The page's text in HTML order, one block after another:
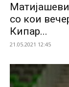
со кои
Кипар...
21.05.2021 12:45